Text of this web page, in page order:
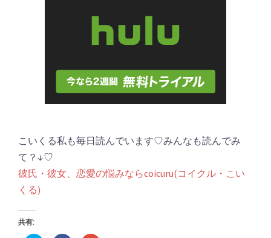
こいくる私も毎日読んでいます♡みんなも読んでみ
て？↓♡
彼氏・彼女、恋愛の悩みならcoicuru(コイクル・こい
くる)
共有: